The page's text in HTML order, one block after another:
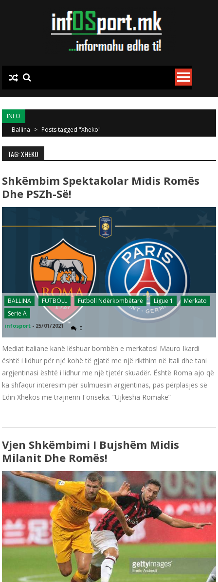
INFO
Ballina > Posts tagged "Xheko"
TAG: XHEKO
Shkëmbim Spektakolar Midis Romës
Dhe PSZh-Së!
BALLINA FUTBOLL Futboll Ndërkombëtarë Ligue 1
Merkato
Serie A
infosport - 25/01/2021 0
Mediat italiane kanë lëshuar bombën e merkatos! Mauro Ikardi
është i lidhur për një kohë të gjatë me një rikthim në Itali dhe tani
argjentinasi është i lidhur me një tjetër skuadër. Është Roma ajo që
ka shfaqur interesim për sulmuesin argjentinas, pas përplasjes së
Edin Xhekos me trajnerin Fonseka. “Ujkesha Romake”
Vjen Shkëmbimi I Bujshëm Midis
Milanit Dhe Romës!